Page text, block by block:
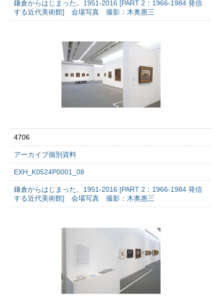
鎌倉からはじまった。1951-2016 [PART 2：1966-1984 発信
する近代美術館] 会場写真 撮影：木奥惠三
4706
アーカイブ個別資料
EXH_K0524P0001_08
鎌倉からはじまった。1951-2016 [PART 2：1966-1984 発信
する近代美術館] 会場写真 撮影：木奥惠三